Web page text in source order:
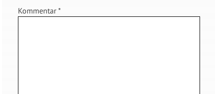
Kommentar*